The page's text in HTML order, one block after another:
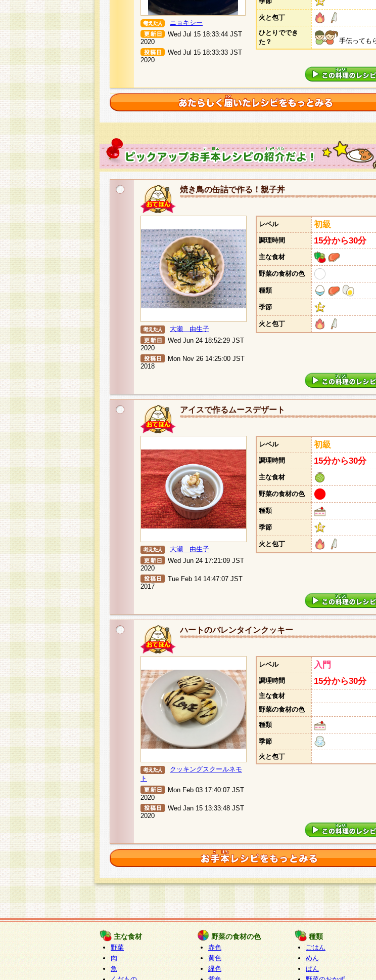
ニョキシー
Wed Jul 15 18:33:44 JST
2020
Wed Jul 15 18:33:33 JST
2020
火と包丁
ひとりででき
た？
手伝っても
焼き鳥の缶詰で作る！親子丼
大瀬 由生子
Wed Jun 24 18:52:29 JST
2020
Mon Nov 26 14:25:00 JST
2018
レベル 初級
調理時間 15分から30分
主な食材
野菜の食材の色
種類
季節
火と包丁
アイスで作るムースデザート
大瀬 由生子
Wed Jun 24 17:21:09 JST
2020
Tue Feb 14 14:47:07 JST
2017
レベル 初級
調理時間 15分から30分
主な食材
野菜の食材の色
種類
季節
火と包丁
ハートのバレンタインクッキー
クッキングスクールネモ
ト
Mon Feb 03 17:40:07 JST
2020
Wed Jan 15 13:33:48 JST
2020
レベル 入門
調理時間 15分から30分
主な食材
野菜の食材の色
種類
季節
火と包丁
主な食材
野菜
肉
魚
野菜の食材の色
赤色
黄色
緑色
種類
ごはん
めん
ぱん